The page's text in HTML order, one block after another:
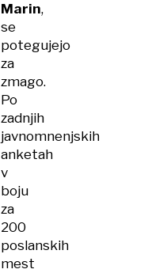
Marin,
se
potegujejo
za
zmago.
Po
zadnjih
javnomnenjskih
anketah
v
boju
za
200
poslanskih
mest